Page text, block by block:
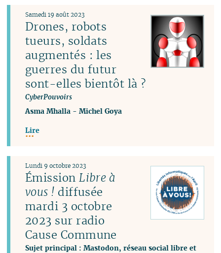
Drones, robots
tueurs, soldats
augmentés : les
guerres du futur
sont-elles bientôt là ?
CyberPouvoirs
Samedi 19 août 2023
Asma Mhalla -Michel Goya
Lire
ÉmissionLibre à
vous ! diffusée
mardi 3 octobre
2023 sur radio
Cause Commune
Sujet principal : Mastodon, réseau social libre et
Lundi 9 octobre 2023